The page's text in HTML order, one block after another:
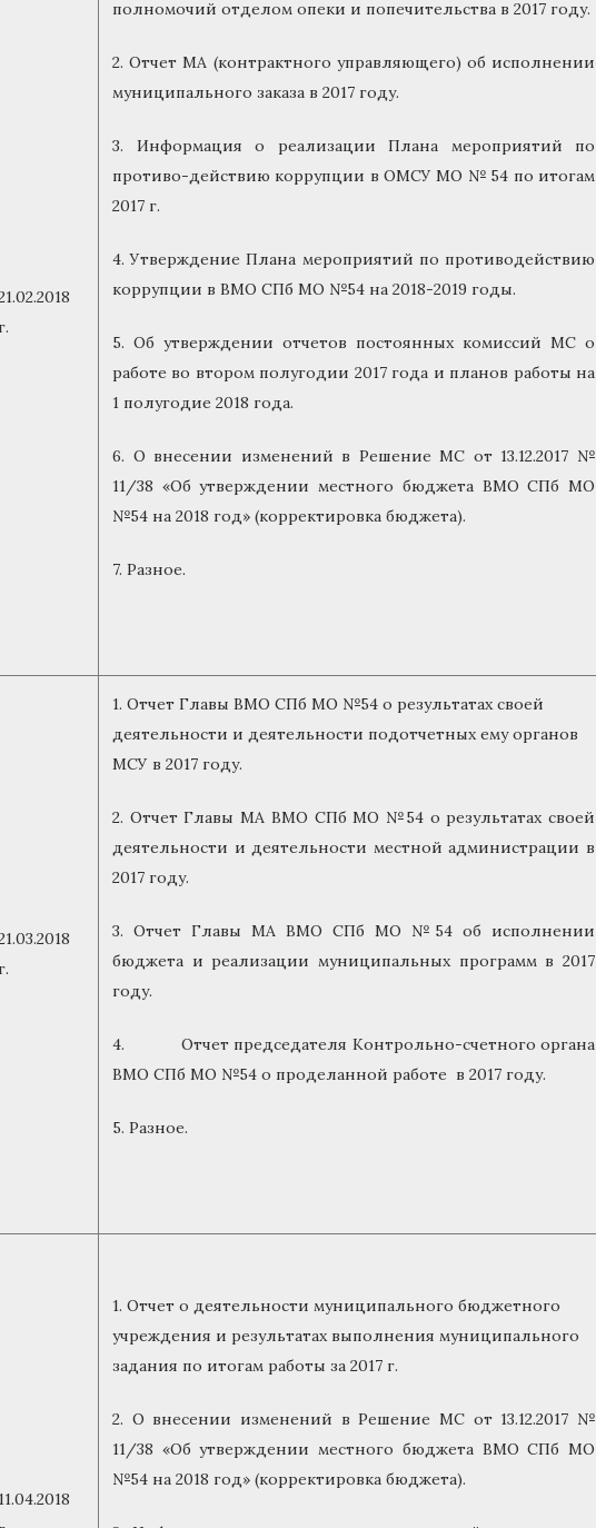
г.
полномочий отделом опеки и попечительства в 2017 году.
2. Отчет МА (контрактного управляющего) об исполнении
муниципального заказа в 2017 году.
3. Информация о реализации Плана мероприятий по
противо-действию коррупции в ОМСУ МО № 54 по итогам
2017 г.
4. Утверждение Плана мероприятий по противодействию
коррупции в ВМО СПб МО №54 на 2018-2019 годы.
5. Об утверждении отчетов постоянных комиссий МС о
работе во втором полугодии 2017 года и планов работы на
1 полугодие 2018 года.
6. О внесении изменений в Решение МС от 13.12.2017 №
11/38 «Об утверждении местного бюджета ВМО СПб МО
№54 на 2018 год» (корректировка бюджета).
7. Разное.
г.
1. Отчет Главы ВМО СПб МО №54 о результатах своей
деятельности и деятельности подотчетных ему органов
МСУ в 2017 году.
2. Отчет Главы МА ВМО СПб МО №54 о результатах своей
деятельности и деятельности местной администрации в
2017 году.
3. Отчет Главы МА ВМО СПб МО №54 об исполнении
бюджета и реализации муниципальных программ в 2017
году.
4. Отчет председателя Контрольно-счетного органа
ВМО СПб МО №54 о проделанной работе в 2017 году.
5. Разное.
11.04.2018
1. Отчет о деятельности муниципального бюджетного
учреждения и результатах выполнения муниципального
задания по итогам работы за 2017 г.
2. О внесении изменений в Решение МС от 13.12.2017 №
11/38 «Об утверждении местного бюджета ВМО СПб МО
№54 на 2018 год» (корректировка бюджета).